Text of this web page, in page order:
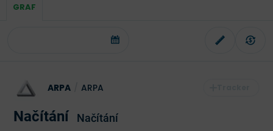
GRAF
ARPA ARPA
Načítání Načítání